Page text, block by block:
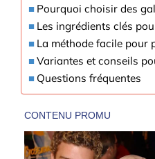
Pourquoi choisir des
Les ingrédients clés
La méthode facile pour
Variantes et conseils
Questions fréquentes